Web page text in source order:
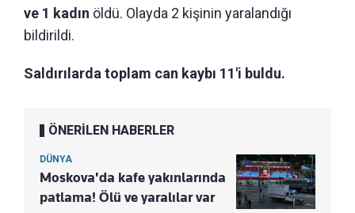
ve 1 kadın öldü. Olayda 2 kişinin yaralandığı
bildirildi.
Saldırılarda toplam can kaybı 11'i buldu.
ÖNERİLEN HABERLER
DÜNYA
Moskova'da kafe yakınlarında
patlama! Ölü ve yaralılar var